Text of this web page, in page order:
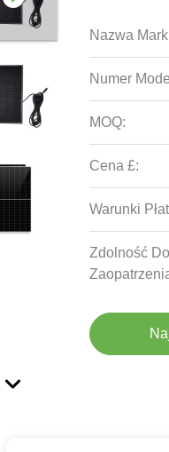
Nazwa
Numer
MOQ:
Cena £:
Warunki
Zdolność Do